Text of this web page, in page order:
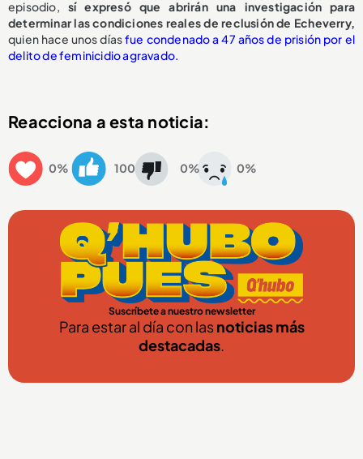
episodio, sí expresó que abrirán una investigación para
determinar las condiciones reales de reclusión de Echeverry,
quien hace unos díasfue condenado a 47 años de prisión por el
delito de feminicidio agravado.
Reacciona a esta noticia:
0% 100 0% 0%
Suscríbete a nuestro newsletter
Para estar al día con lasnoticias más
destacadas.